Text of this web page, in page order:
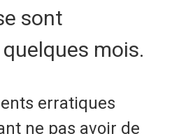
sont
mois.
erratiques
ne pas avoir de